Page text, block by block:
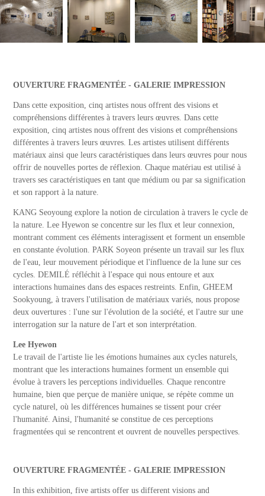
OUVERTURE FRAGMENTÉE - GALERIE IMPRESSION
Dans cette exposition, cinq artistes nous offrent des visions et
compréhensions différentes à travers leurs œuvres. Dans cette
exposition, cinq artistes nous offrent des visions et compréhensions
différentes à travers leurs œuvres. Les artistes utilisent différents
matériaux ainsi que leurs caractéristiques dans leurs œuvres pour nous
offrir de nouvelles portes de réflexion. Chaque matériau est utilisé à
travers ses caractéristiques en tant que médium ou par sa signification
et son rapport à la nature.
KANG Seoyoung explore la notion de circulation à travers le cycle de
la nature. Lee Hyewon se concentre sur les flux et leur connexion,
montrant comment ces éléments interagissent et forment un ensemble
en constante évolution. PARK Soyeon présente un travail sur les flux
de l'eau, leur mouvement périodique et l'influence de la lune sur ces
cycles. DEMILÉ réfléchit à l'espace qui nous entoure et aux
interactions humaines dans des espaces restreints. Enfin, GHEEM
Sookyoung, à travers l'utilisation de matériaux variés, nous propose
deux ouvertures : l'une sur l'évolution de la société, et l'autre sur une
interrogation sur la nature de l'art et son interprétation.
Lee Hyewon
Le travail de l'artiste lie les émotions humaines aux cycles naturels,
montrant que les interactions humaines forment un ensemble qui
évolue à travers les perceptions individuelles. Chaque rencontre
humaine, bien que perçue de manière unique, se répète comme un
cycle naturel, où les différences humaines se tissent pour créer
l'humanité. Ainsi, l'humanité se constitue de ces perceptions
fragmentées qui se rencontrent et ouvrent de nouvelles perspectives.
OUVERTURE FRAGMENTÉE - GALERIE IMPRESSION
In this exhibition, five artists offer us different visions and